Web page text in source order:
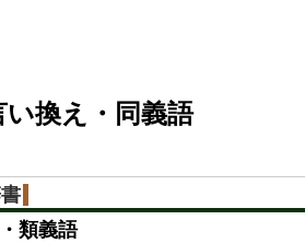
4
5
%
換え・同義語
類義語